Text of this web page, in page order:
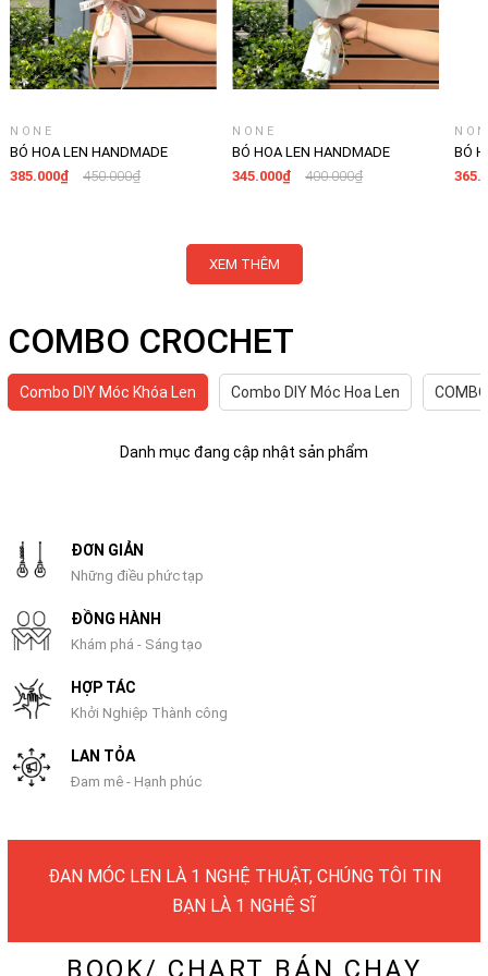
NONE
BÓ HOA LEN HANDMADE
LYLYCRAFT, HOA LEN ĐAN MÓC
385.000₫ 450.000₫
NONE
BÓ HOA LEN HANDMADE
LYLYCRAFT, HOA LEN ĐAN MÓC
345.000₫ 400.000₫
BÓ
XEM THÊM
COMBO CROCHET
Combo DIY Móc Khóa Len Combo DIY Móc Hoa Len
Danh mục đang cập nhật sản phẩm
ĐƠN GIẢN
Những điều phức tạp
ĐỒNG HÀNH
Khám phá - Sáng tạo
HỢP TÁC
Khởi Nghiệp Thành công
LAN TỎA
Đam mê - Hạnh phúc
LYLYCRAFT – DO IT YOURSELF (D.I.Y)
BOOK/ CHART BÁN CHẠY